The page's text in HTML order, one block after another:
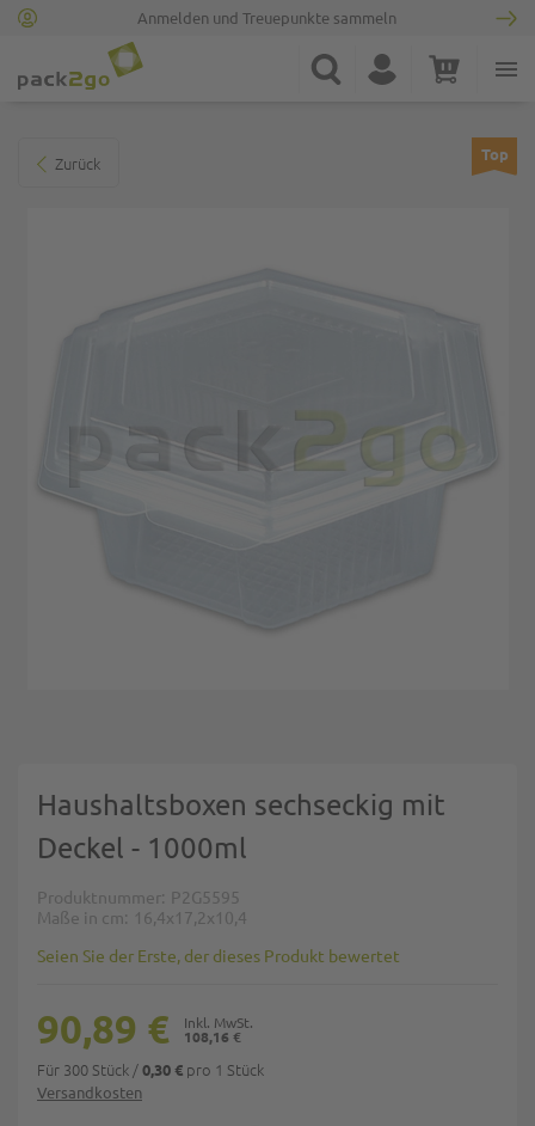
Anmelden und Treuepunkte sammeln
Suche Konto Warenkorb
Zurück Top
Haushaltsboxen sechseckig mit
Deckel - 1000ml
Produktnummer P2G5595
Maße in cm
16,4x17,2x10,4
Seien Sie der Erste, der dieses Produkt bewertet
Versandkosten
108,16 €
90,89 €
Für 300 Stück /0,30 € pro 1 Stück